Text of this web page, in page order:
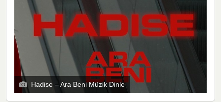
Hadise – Ara Beni Müzik Dinle